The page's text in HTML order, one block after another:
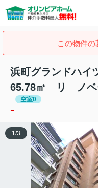
この物件の
浜町グランドハ
65.78㎡ リ ノベ
空室0
-
1/3